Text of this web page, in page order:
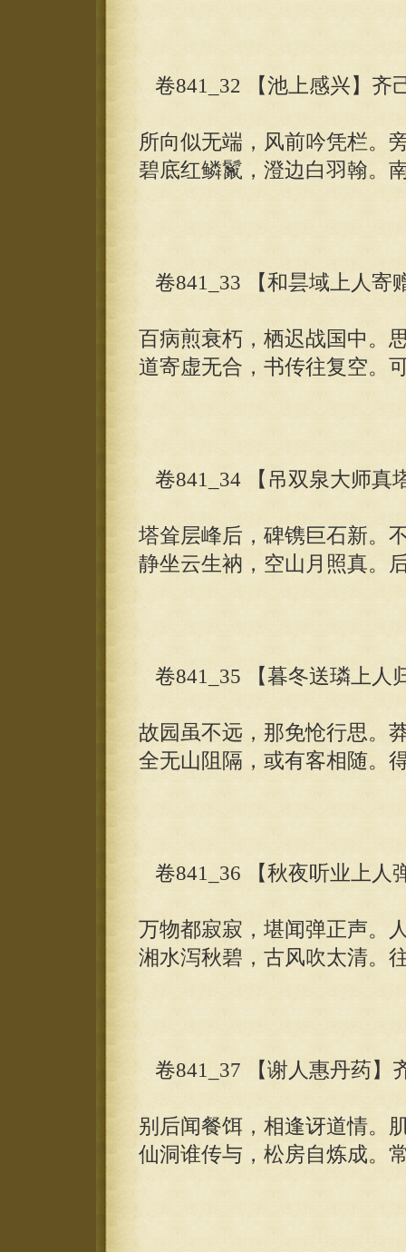
卷841_32 【池上感兴】齐
所向似无端，风前吟凭栏。
碧底红鳞鬣，澄边白羽翰。
卷841_33 【和昙域上人寄
百病煎衰朽，栖迟战国中。
道寄虚无合，书传往复空。
卷841_34 【吊双泉大师真
塔耸层峰后，碑镌巨石新。
静坐云生衲，空山月照真。
卷841_35 【暮冬送璘上人
故园虽不远，那免怆行思。
全无山阻隔，或有客相随。
卷841_36 【秋夜听业上人
万物都寂寂，堪闻弹正声。
湘水泻秋碧，古风吹太清。
卷841_37 【谢人惠丹药】
别后闻餐饵，相逢讶道情。
仙洞谁传与，松房自炼成。